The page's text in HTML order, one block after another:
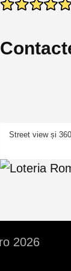
Street view și 360
2026